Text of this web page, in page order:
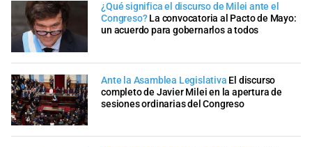
¿Qué significa el discurso de Milei ante el
Congreso? La convocatoria al Pacto de Mayo:
un acuerdo para gobernarlos a todos
Ante la Asamblea Legislativa El discurso
completo de Javier Milei en la apertura de
sesiones ordinarias del Congreso